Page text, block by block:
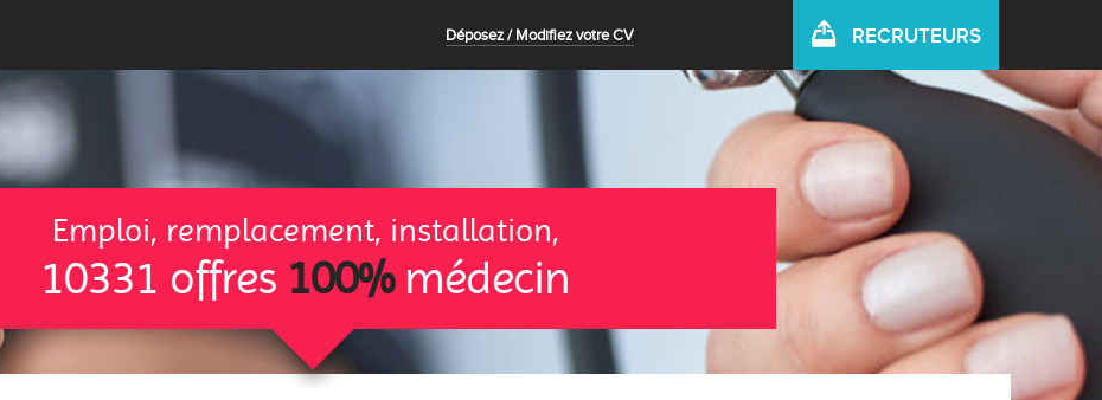
Déposez / Modifiez votre CV RECRUTEURS
Emploi, remplacement, installation,
10331 offres 100%médecin